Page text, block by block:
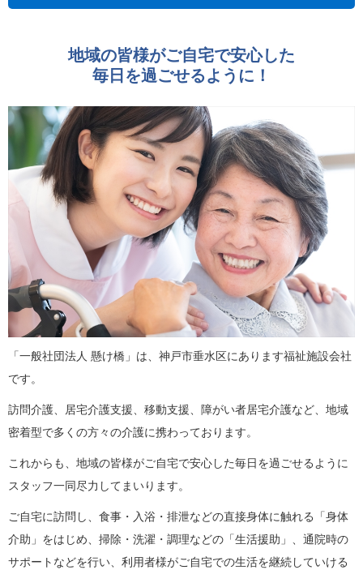
地域の皆様がご自宅で安心した
毎日を過ごせるように！
「一般社団法人 懸け橋」は、神戸市垂水区にあります福祉施設会社
です。
訪問介護、居宅介護支援、移動支援、障がい者居宅介護など、地域
密着型で多くの方々の介護に携わっております。
これからも、地域の皆様がご自宅で安心した毎日を過ごせるように
スタッフ一同尽力してまいります。
ご自宅に訪問し、食事・入浴・排泄などの直接身体に触れる「身体
介助」をはじめ、掃除・洗濯・調理などの「生活援助」、通院時の
サポートなどを行い、利用者様がご自宅での生活を継続していける